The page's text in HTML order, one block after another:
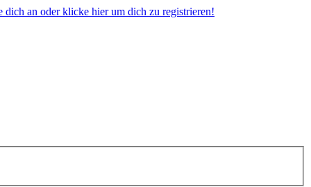
an oder klicke hier um dich zu registrieren!